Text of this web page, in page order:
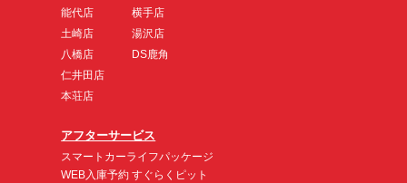
能代店
土崎店
八橋店
仁井田店
本荘店
横手店
湯沢店
DS鹿角
アフターサービス
スマートカーライフパッケージ
WEB入庫予約 すぐらくピット